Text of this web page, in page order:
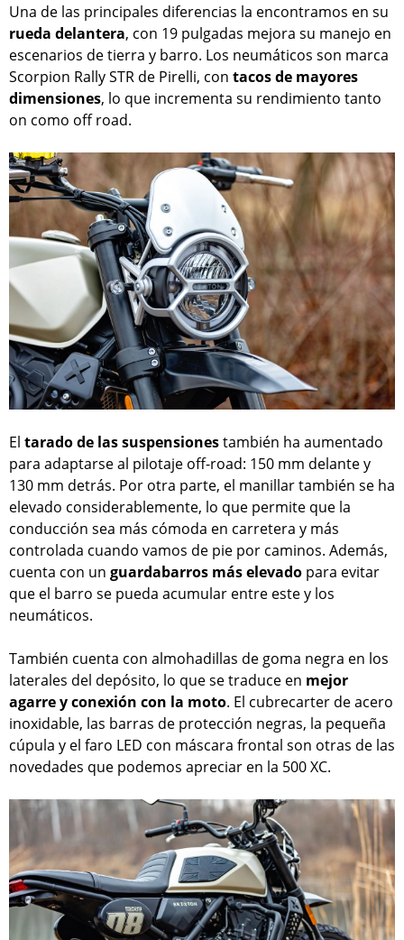
Una de las principales diferencias la encontramos en su
rueda delantera, con 19 pulgadas mejora su manejo en
escenarios de tierra y barro. Los neumáticos son marca
Scorpion Rally STR de Pirelli, con tacos de mayores
dimensiones, lo que incrementa su rendimiento tanto
on como off road.
El tarado de las suspensionestambién ha aumentado
para adaptarse al pilotaje off-road: 150 mm delante y
130 mm detrás. Por otra parte, el manillar también se ha
elevado considerablemente, lo que permite que la
conducción sea más cómoda en carretera y más
controlada cuando vamos de pie por caminos. Además,
cuenta con un guardabarros más elevado para evitar
que el barro se pueda acumular entre este y los
neumáticos.
También cuenta con almohadillas de goma negra en los
laterales del depósito, lo que se traduce en mejor
agarre y conexión con la moto. El cubrecarter de acero
inoxidable, las barras de protección negras, la pequeña
cúpula y el faro LED con máscara frontal son otras de las
novedades que podemos apreciar en la 500 XC.